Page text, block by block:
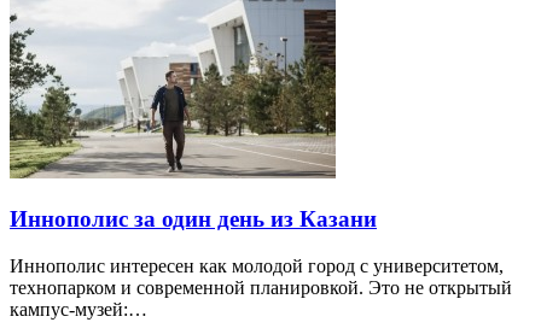
Иннополис за один день из Казани
Иннополис интересен как молодой город с университетом,
технопарком и современной планировкой. Это не открытый
кампус-музей:…